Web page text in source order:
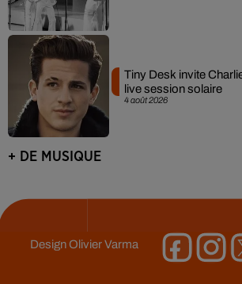
4 août 2026
Tiny Desk invite
live session solaire
+ DE MUSIQUE
DesignOlivier Varma